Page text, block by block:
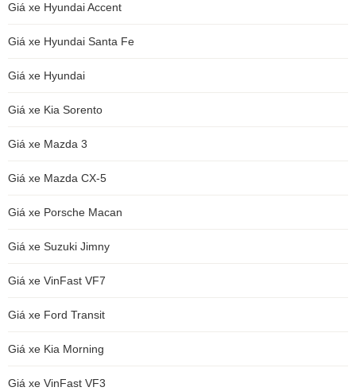
Giá xe Hyundai Accent
Giá xe Hyundai Santa Fe
Giá xe Hyundai
Giá xe Kia Sorento
Giá xe Mazda 3
Giá xe Mazda CX-5
Giá xe Porsche Macan
Giá xe Suzuki Jimny
Giá xe VinFast VF7
Giá xe Ford Transit
Giá xe Kia Morning
Giá xe VinFast VF3